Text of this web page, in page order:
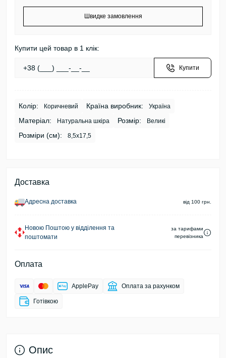
Швидке замовлення
Купити цей товар в 1 клік:
Купити
Колір: Коричневий Країна виробник: Україна
Матеріал: Натуральна шкіра Розмір: Великі
Розміри (см): 8,5х17,5
Доставка
Адресна доставка від 100 грн.
Новою Поштою у відділення та
поштомати
за тарифами
перевізника
Оплата
ApplePay Оплата за рахунком
Готівкою
Опис